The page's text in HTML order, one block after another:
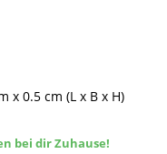
x 0.5 cm (L x B x H)
bei dir Zuhause!